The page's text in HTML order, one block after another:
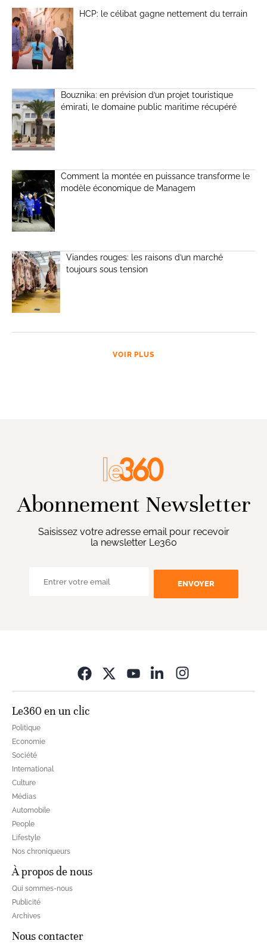
HCP: le célibat gagne nettement du terrain
Bouznika: en prévision d’un projet touristique
émirati, le domaine public maritime récupéré
Comment la montée en puissance transforme le
modèle économique de Managem
Viandes rouges: les raisons d’un marché
toujours sous tension
VOIR PLUS
Abonnement Newsletter
Saisissez votre adresse email pour recevoir
la newsletter Le360
ENVOYER
Le360 en un clic
Politique
Economie
Société
International
Culture
Médias
Automobile
People
Lifestyle
Nos chroniqueurs
À propos de nous
Qui sommes-nous
Publicité
Archives
Nous contacter